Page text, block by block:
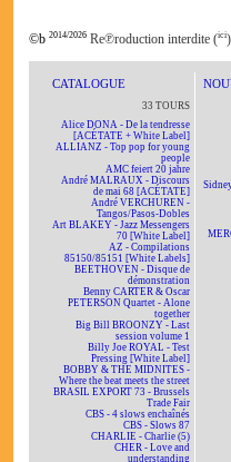
©b 2014/2026 Re℗roduction interdite (ici)
CATALOGUE
33 TOURS
Alice DONA - De la tendresse
[ACÉTATE + White Label]
ALLIANZ - Top pop for young
people
AMC feiert 20 jahre
André MALRAUX - Discours
de mai 68 [ACÉTATE]
André VERCHUREN -
Tangos/Pasos-Dobles
Art BLAKEY - Jazz Messengers
70 [White Label]
AZ - Compilations
85150/85151 [White Labels]
BEETHOVEN - Disque de
démonstration
Benny CARTER & Oscar
PETERSON Quartet - Alone
together
Big Bill BROONZY - Last
session volume 1
Billy Joe ROYAL - Test
Pressing [White Label]
BOBBY & THE MIDNITES -
Where the beat meets the street
BRASIL EXPORT 73 - Brussels
Trade Fair
CBS - 4 slows enchaînés
CBS - Slows 87
CHARLIE - Charlie (5)
CHER - Love and
understanding